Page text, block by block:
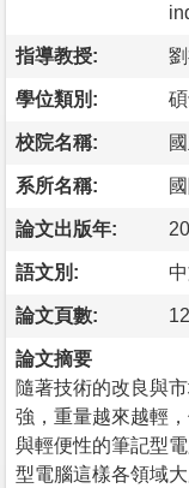
指導教授:
學位類別:
校院名稱:
系所名稱:
論文出版年:
語文別:
論文頁數:
論文摘要
隨著技術的改良與
強，重量越來越輕
與輕便性的筆記型
型電腦這樣各領域